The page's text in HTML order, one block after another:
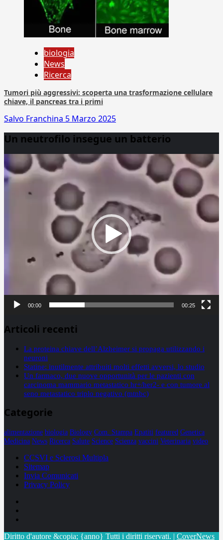
biologia
News
Ricerca
Tumori più aggressivi: scoperta una trasformazione cellulare
chiave, il pancreas tra i primi
Salvo Franchina 5 Marzo 2025
Un neutrofilo insegue un batterio
Player
00:00 00:25
Articoli recenti
La proteina chiave dell’Alzheimer si propaga utilizzando i
neuroni
Statine: inutilmente attribuiti molti effetti avversi, lo studio
Un farmaco, due nuove opportunità per le pazienti con
carcinoma mammario metastatico hr+/her2- e con tumore al
seno metastatico triplo negativo (mtnbc)
Categorie
alimentazione biologia Biology Com. Stampa Epatiti featured Genetica
Medicina News Ricerca Salute Science Scienza vaccini Veterinaria video
CCSVI e Sclerosi Multipla
Sitemap
Invia Comunicati
Privacy Policy
Diritto d'autore &copia; {anno} Tutti i diritti riservati. | CoverNews